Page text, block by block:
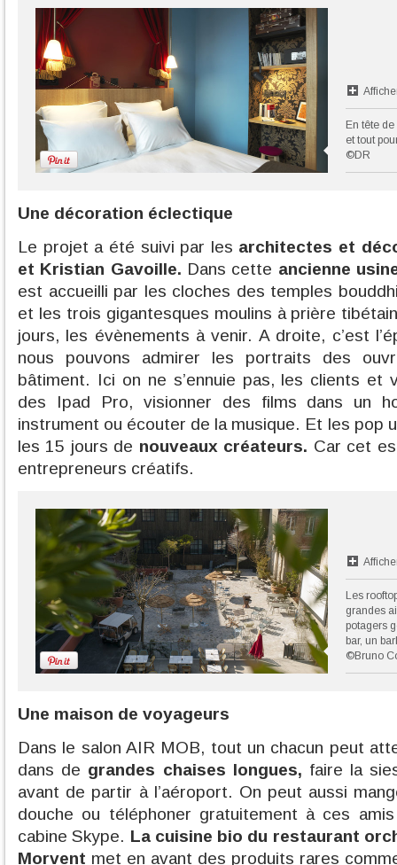
En tête
et tout
©DR
Une décoration éclectique
Le projet a été suivi par les architectes et
et Kristian Gavoille. Dans cette ancienne
est accueilli par les cloches des temples
et les trois gigantesques moulins à prière
jours, les évènements à venir. A droite, c’est
nous pouvons admirer les portraits des
bâtiment. Ici on ne s’ennuie pas, les clients et
des Ipad Pro, visionner des films dans un
instrument ou écouter de la musique. Et les pop
les 15 jours de nouveaux créateurs. Car cet
entrepreneurs créatifs.
Les
grandes
potagers
bar, un
©Bruno
Une maison de voyageurs
Dans le salon AIR MOB, tout un chacun peut
dans de grandes chaises longues, faire la
avant de partir à l’aéroport. On peut aussi
douche ou téléphoner gratuitement à ces
cabine Skype. La cuisine bio du restaurant
Morvent met en avant des produits rares